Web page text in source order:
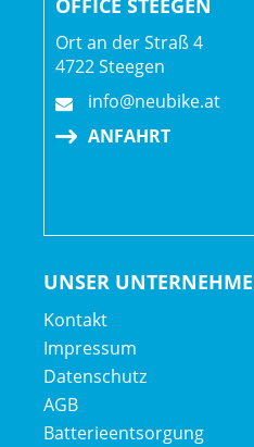
Räder: Bontrager Aeolus RSL
Ready, 51 mm Profilhöhe, 100
Bontrager Aeolus RSL 51,
51 mm Profilhöhe, 11/
142 x 12 mm-Steckachse
OFFICE STEEGEN
Ort an der Straß 4
4722 Steegen
info@neubike.at
ANFAHRT
UNSER
Kontakt
Impressum
Datenschutz
AGB
Batterieentsorgung